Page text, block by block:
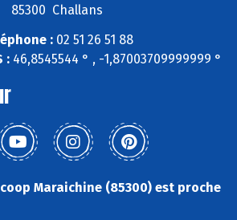
85300 Challans
:02 51 26 51 88
: 46,8545544 ° , -1,87003709999999 °
Maraichine (85300) est proche